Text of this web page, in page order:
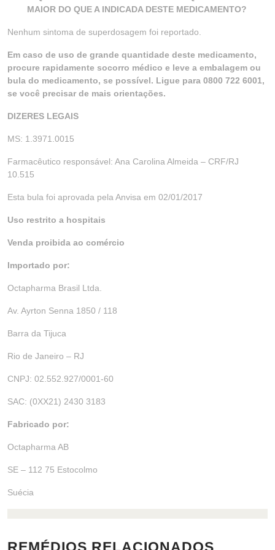
MAIOR DO QUE A INDICADA DESTE MEDICAMENTO?
Nenhum sintoma de superdosagem foi reportado.
Em caso de uso de grande quantidade deste medicamento,
procure rapidamente socorro médico e leve a embalagem ou
bula do medicamento, se possível. Ligue para 0800 722 6001,
se você precisar de mais orientações.
DIZERES LEGAIS
MS: 1.3971.0015
Farmacêutico responsável: Ana Carolina Almeida – CRF/RJ
10.515
Esta bula foi aprovada pela Anvisa em 02/01/2017
Uso restrito a hospitais
Venda proibida ao comércio
Importado por:
Octapharma Brasil Ltda.
Av. Ayrton Senna 1850 / 118
Barra da Tijuca
Rio de Janeiro – RJ
CNPJ: 02.552.927/0001-60
SAC: (0XX21) 2430 3183
Fabricado por:
Octapharma AB
SE – 112 75 Estocolmo
Suécia